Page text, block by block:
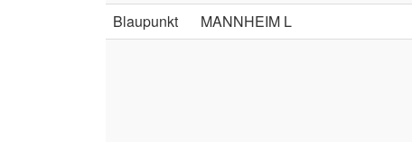
Blaupunkt
MANNHEIM L